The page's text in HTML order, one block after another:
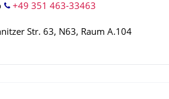
+49 351 463-33463
Str. 63, N63, Raum A.104